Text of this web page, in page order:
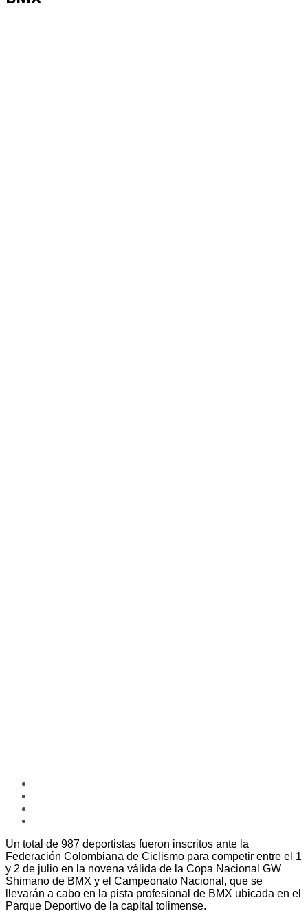
Un total de 987 deportistas fueron inscritos ante la
Federación Colombiana de Ciclismo para competir entre el 1
y 2 de julio en la novena válida de la Copa Nacional GW
Shimano de BMX y el Campeonato Nacional, que se
llevarán a cabo en la pista profesional de BMX ubicada en el
Parque Deportivo de la capital tolimense.